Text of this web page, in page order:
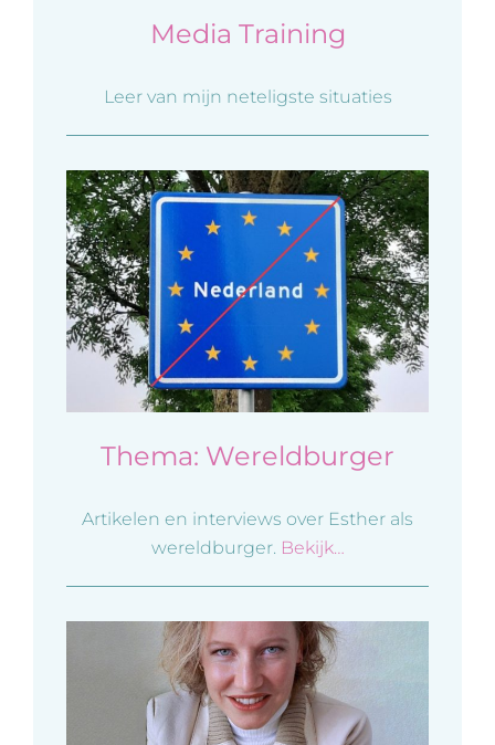
Media Training
Leer van mijn neteligste situaties
Thema: Wereldburger
Artikelen en interviews over Esther als
wereldburger. Bekijk…